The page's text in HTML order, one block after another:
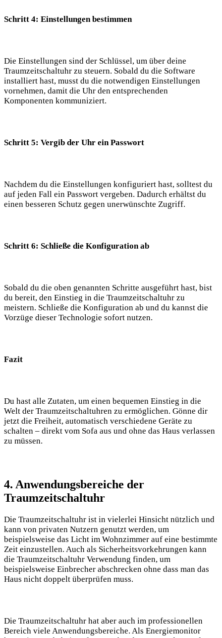
Schritt 4: Einstellungen bestimmen
Die Einstellungen sind der Schlüssel, um über deine
Traumzeitschaltuhr zu steuern. Sobald du die Software
installiert hast, musst du die notwendigen Einstellungen
vornehmen, damit die Uhr den entsprechenden
Komponenten kommuniziert.
Schritt 5: Vergib der Uhr ein Passwort
Nachdem du die Einstellungen konfiguriert hast, solltest du
auf jeden Fall ein Passwort vergeben. Dadurch erhältst du
einen besseren Schutz gegen unerwünschte Zugriff.
Schritt 6: Schließe die Konfiguration ab
Sobald du die oben genannten Schritte ausgeführt hast, bist
du bereit, den Einstieg in die Traumzeitschaltuhr zu
meistern. Schließe die Konfiguration ab und du kannst die
Vorzüge dieser Technologie sofort nutzen.
Fazit
Du hast alle Zutaten, um einen bequemen Einstieg in die
Welt der Traumzeitschaltuhren zu ermöglichen. Gönne dir
jetzt die Freiheit, automatisch verschiedene Geräte zu
schalten – direkt vom Sofa aus und ohne das Haus verlassen
zu müssen.
4. Anwendungsbereiche der
Traumzeitschaltuhr
Die Traumzeitschaltuhr ist in vielerlei Hinsicht nützlich und
kann von privaten Nutzern genutzt werden, um
beispielsweise das Licht im Wohnzimmer auf eine bestimmte
Zeit einzustellen. Auch als Sicherheitsvorkehrungen kann
die Traumzeitschaltuhr Verwendung finden, um
beispielsweise Einbrecher abschrecken ohne dass man das
Haus nicht doppelt überprüfen muss.
Die Traumzeitschaltuhr hat aber auch im professionellen
Bereich viele Anwendungsbereiche. Als Energiemonitor